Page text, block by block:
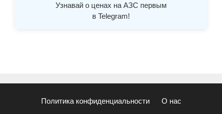
Узнавай о ценах на АЗС первым
в Telegram!
Политика конфиденциальности О нас